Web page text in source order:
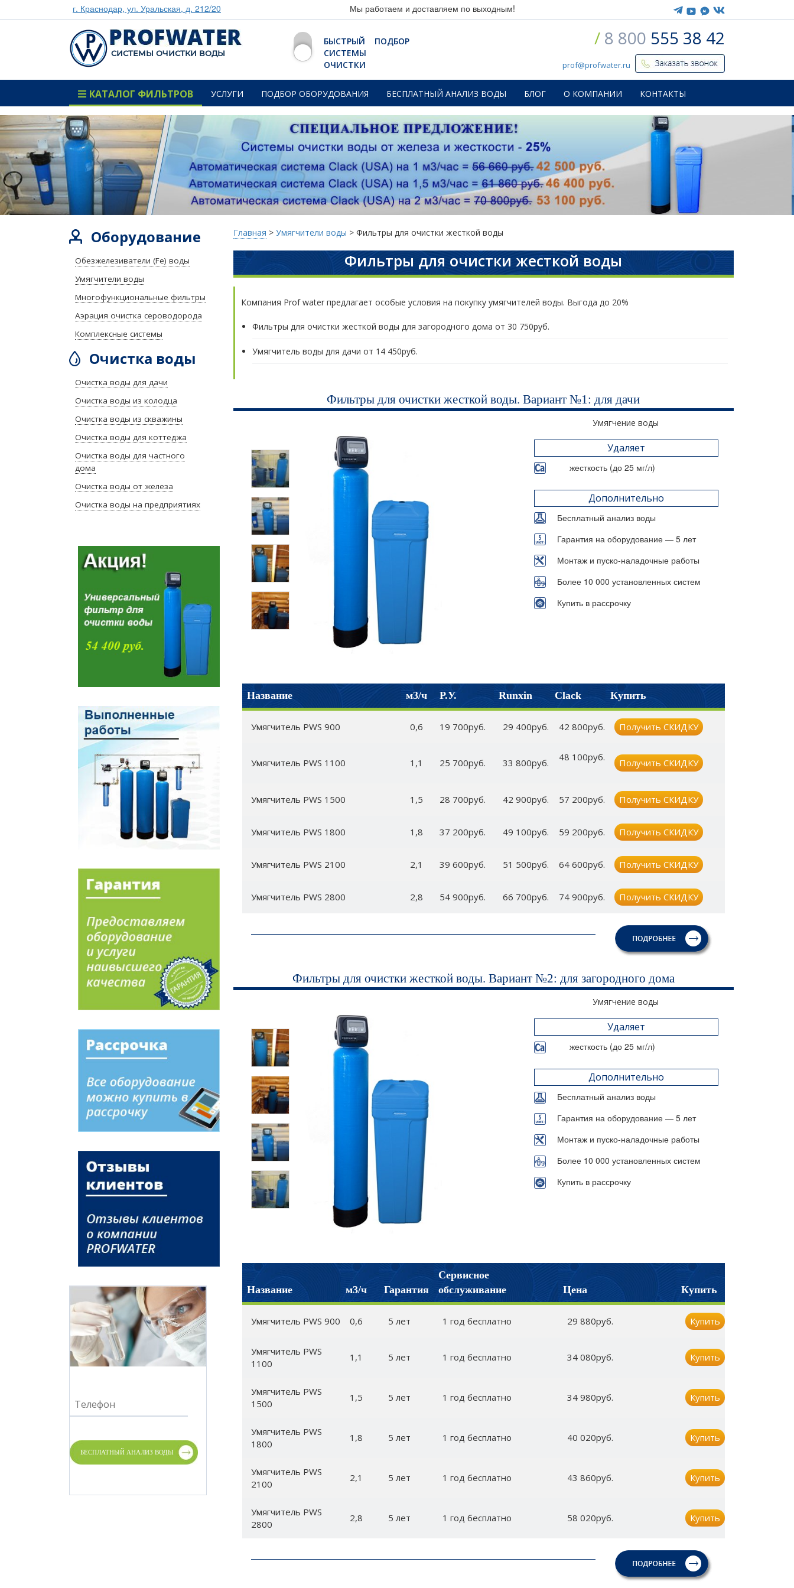
г. Краснодар, ул. Уральская, д. 212/20 Мы работаем и доставляем по выходным!
CИСТЕМЫ ОЧИСТКИ ВОДЫ
БЫСТРЫЙ ПОДБОР
СИСТЕМЫ
ОЧИСТКИ
/ 8 800 555 38 42
prof@profwater.ru
КАТАЛОГ ФИЛЬТРОВ УСЛУГИ ПОДБОР ОБОРУДОВАНИЯ БЕСПЛАТНЫЙ АНАЛИЗ ВОДЫ БЛОГ О КОМПАНИИ КОНТАКТЫ
Главная > Умягчители воды > Фильтры для очистки жесткой воды
Фильтры для очистки жесткой воды
Компания Prof water предлагает особые условия на покупку умягчителей воды. Выгода до 20%
Фильтры для очистки жесткой воды для загородного дома от 30 750руб.
Умягчитель воды для дачи от 14 450руб.
Фильтры для очистки жесткой воды. Вариант №1: для дачи
Умягчение воды
Удаляет
жесткость (до 25 мг/л)
Дополнительно
Бесплатный анализ воды
Гарантия на оборудование — 5 лет
Монтаж и пуско-наладочные работы
Более 10 000 установленных систем
Купить в рассрочку
Название м3/ч Р.У. Runxin Clack Купить
Умягчитель PWS 900 0,6 19 700руб. 29 400руб. 42 800руб. Получить СКИДКУ
Умягчитель PWS 1100 1,1 25 700руб. 33 800руб. 48 100руб. Получить СКИДКУ
Умягчитель PWS 1500 1,5 28 700руб. 42 900руб. 57 200руб. Получить СКИДКУ
Умягчитель PWS 1800 1,8 37 200руб. 49 100руб. 59 200руб. Получить СКИДКУ
Умягчитель PWS 2100 2,1 39 600руб. 51 500руб. 64 600руб. Получить СКИДКУ
Умягчитель PWS 2800 2,8 54 900руб. 66 700руб. 74 900руб. Получить СКИДКУ
Фильтры для очистки жесткой воды. Вариант №2: для загородного дома
Умягчение воды
Удаляет
жесткость (до 25 мг/л)
Дополнительно
Бесплатный анализ воды
Гарантия на оборудование — 5 лет
Монтаж и пуско-наладочные работы
Более 10 000 установленных систем
Купить в рассрочку
Название м3/ч Гарантия
Сервисное
обслуживание
Цена Купить
Умягчитель PWS 900 0,6 5 лет 1 год бесплатно 29 880руб. Купить
Умягчитель PWS
1100
1,1 5 лет 1 год бесплатно 34 080руб. Купить
Умягчитель PWS
1500
1,5 5 лет 1 год бесплатно 34 980руб. Купить
Умягчитель PWS
1800
1,8 5 лет 1 год бесплатно 40 020руб. Купить
Умягчитель PWS
2100
2,1 5 лет 1 год бесплатно 43 860руб. Купить
Умягчитель PWS
2800
2,8 5 лет 1 год бесплатно 58 020руб. Купить
Оборудование
Обезжелезиватели (Fe) воды
Умягчители воды
Многофункциональные фильтры
Аэрация очистка сероводорода
Комплексные системы
Очистка воды
Очистка воды для дачи
Очистка воды из колодца
Очистка воды из скважины
Очистка воды для коттеджа
Очистка воды для частного
дома
Очистка воды от железа
Очистка воды на предприятиях